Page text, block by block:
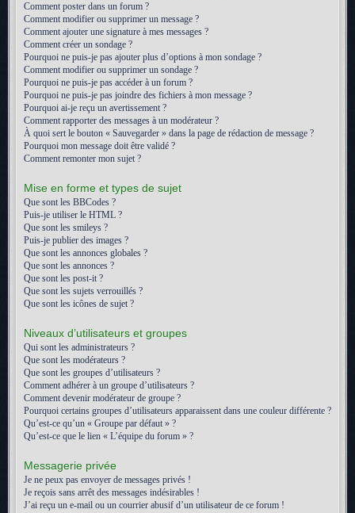
Comment poster dans un forum ?
Comment modifier ou supprimer un message ?
Comment ajouter une signature à mes messages ?
Comment créer un sondage ?
Pourquoi ne puis-je pas ajouter plus d’options à mon sondage ?
Comment modifier ou supprimer un sondage ?
Pourquoi ne puis-je pas accéder à un forum ?
Pourquoi ne puis-je pas joindre des fichiers à mon message ?
Pourquoi ai-je reçu un avertissement ?
Comment rapporter des messages à un modérateur ?
À quoi sert le bouton « Sauvegarder » dans la page de rédaction de message ?
Pourquoi mon message doit être validé ?
Comment remonter mon sujet ?
Mise en forme et types de sujet
Que sont les BBCodes ?
Puis-je utiliser le HTML ?
Que sont les smileys ?
Puis-je publier des images ?
Que sont les annonces globales ?
Que sont les annonces ?
Que sont les post-it ?
Que sont les sujets verrouillés ?
Que sont les icônes de sujet ?
Niveaux d’utilisateurs et groupes
Qui sont les administrateurs ?
Que sont les modérateurs ?
Que sont les groupes d’utilisateurs ?
Comment adhérer à un groupe d’utilisateurs ?
Comment devenir modérateur de groupe ?
Pourquoi certains groupes d’utilisateurs apparaissent dans une couleur différente ?
Qu’est-ce qu’un « Groupe par défaut » ?
Qu’est-ce que le lien « L’équipe du forum » ?
Messagerie privée
Je ne peux pas envoyer de messages privés !
Je reçois sans arrêt des messages indésirables !
J’ai reçu un e-mail ou un courrier abusif d’un utilisateur de ce forum !